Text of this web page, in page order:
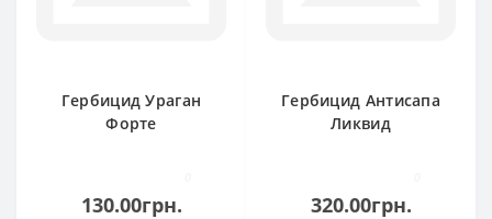
Гербицид Ураган
Форте
130.00грн.
Гербицид Антисапа
Ликвид
320.00грн.